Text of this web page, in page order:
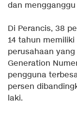
dan
Di Perancis, 38
14 tahun
perusahaan
Generation
pengguna
persen
laki.